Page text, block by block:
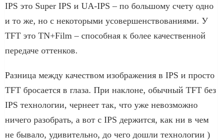
IPS это Super IPS и UA-IPS – по большому счету одно
и то же, но с некоторыми усовершенствованиями. У
TFT это TN+Film – способная к более качественной
передаче оттенков.
Разница между качеством изображения в IPS и просто
TFT бросается в глаза. При наклоне, обычный TFT без
IPS технологии, чернеет так, что уже невозможно
ничего разобрать, а вот с IPS держится, как ни в чем
не бывало, удивительно, до чего дошли технологии )